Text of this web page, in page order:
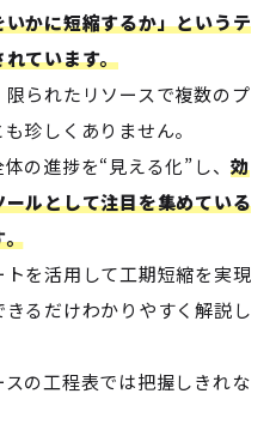
かに短縮するか」というテ
ています。
られたリソースで複数のプ
珍しくありません。
の進捗を“見える化”し、効
ルとして注目を集めている
。
を活用して工期短縮を実現
るだけわかりやすく解説し
の工程表では把握しきれな